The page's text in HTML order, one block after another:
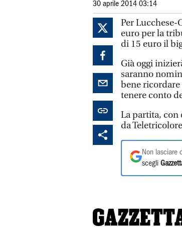
30 aprile 2014 03:14
Per Lucchese-
euro per la
di 15 euro il
Già oggi
saranno
bene
tenere conto
La partita, con
da
Non lasciare
scegli